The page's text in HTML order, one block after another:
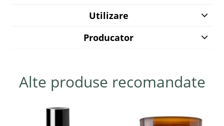
Utilizare
Producator
Alte produse recomandate